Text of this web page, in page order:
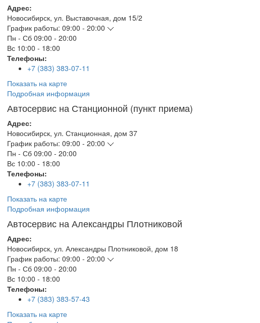
Адрес:
Новосибирск, ул. Выставочная, дом 15/2
График работы: 09:00 - 20:00
Пн - Сб 09:00 - 20:00
Вс 10:00 - 18:00
Телефоны:
+7 (383) 383-07-11
Показать на карте
Подробная информация
Автосервис на Станционной (пункт приема)
Адрес:
Новосибирск, ул. Станционная, дом 37
График работы: 09:00 - 20:00
Пн - Сб 09:00 - 20:00
Вс 10:00 - 18:00
Телефоны:
+7 (383) 383-07-11
Показать на карте
Подробная информация
Автосервис на Александры Плотниковой
Адрес:
Новосибирск, ул. Александры Плотниковой, дом 18
График работы: 09:00 - 20:00
Пн - Сб 09:00 - 20:00
Вс 10:00 - 18:00
Телефоны:
+7 (383) 383-57-43
Показать на карте